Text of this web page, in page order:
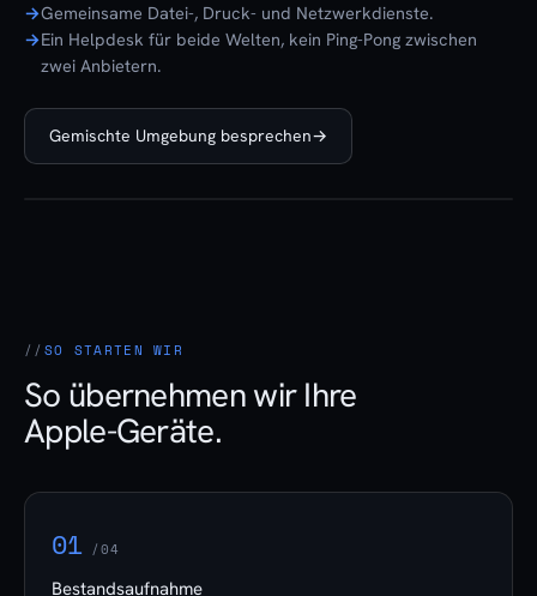
Gemeinsame Datei-, Druck- und Netzwerkdienste.
Ein Helpdesk für beide Welten, kein Ping-Pong zwischen
zwei Anbietern.
Gemischte Umgebung besprechen→
SO STARTEN WIR
So übernehmen wir Ihre
Apple-Geräte.
01 /04
Bestandsaufnahme